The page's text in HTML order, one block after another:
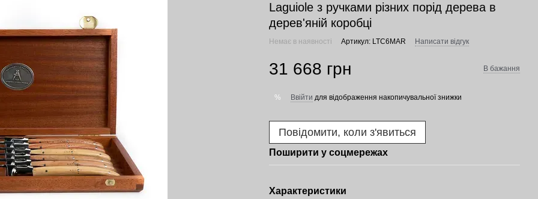
Laguiole з ручками різних порід дерева в
дерев'яній коробці
Немає в наявності Артикул: LTC6MAR Написати відгук
31 668 грн В бажання
% Ввійти для відображення накопичувальної знижки
Повідомити, коли з'явиться
Поширити у соцмережах
Характеристики